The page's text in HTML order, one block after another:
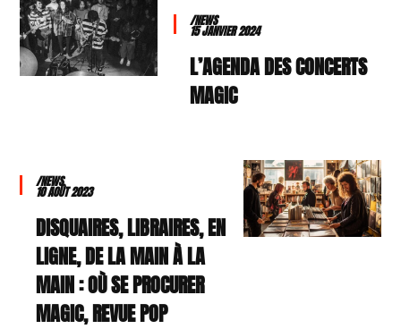
/NEWS
15 JANVIER 2024
L’AGENDA DES CONCERTS
MAGIC
/NEWS
10 AOÛT 2023
DISQUAIRES, LIBRAIRES, EN
LIGNE, DE LA MAIN À LA
MAIN : OÙ SE PROCURER
MAGIC, REVUE POP